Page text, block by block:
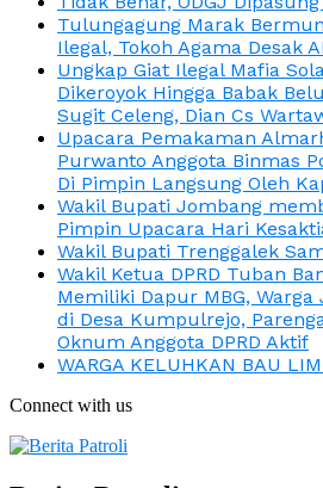
Tulungagung Marak
Ilegal, Tokoh Agama Desak
Ungkap Giat Ilegal Mafia
Dikeroyok Hingga Babak
Sugit Celeng, Dian Cs
Upacara Pemakaman
Purwanto Anggota Binmas
Di Pimpin Langsung Oleh
Wakil Bupati Jombang
Pimpin Upacara Hari
Wakil Bupati Trenggalek
Wakil Ketua DPRD Tuban
Memiliki Dapur MBG,
di Desa Kumpulrejo,
Oknum Anggota DPRD Aktif
WARGA KELUHKAN BAU
Connect with us